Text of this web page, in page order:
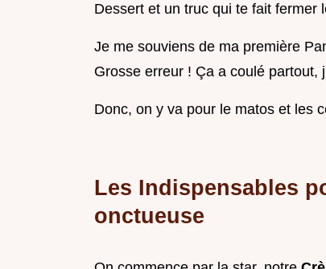
Dessert et un truc qui te fait fermer
Je me souviens de ma première
Grosse erreur ! Ça a coulé partout,
Donc, on y va pour le matos et les
Les Indispensables
onctueuse